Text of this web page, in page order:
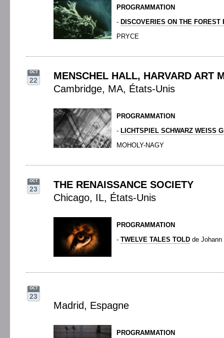
PROGRAMMATION
- DISCOVERIES ON THE FOREST
PRYCE
OCT
22
MENSCHEL HALL, HARVARD ART
Cambridge, MA, États-Unis
PROGRAMMATION
- LICHTSPIEL SCHWARZ WEISS
MOHOLY-NAGY
OCT
23
THE RENAISSANCE SOCIETY
Chicago, IL, États-Unis
PROGRAMMATION
- TWELVE TALES TOLD de Johann
OCT
23
Madrid, Espagne
PROGRAMMATION